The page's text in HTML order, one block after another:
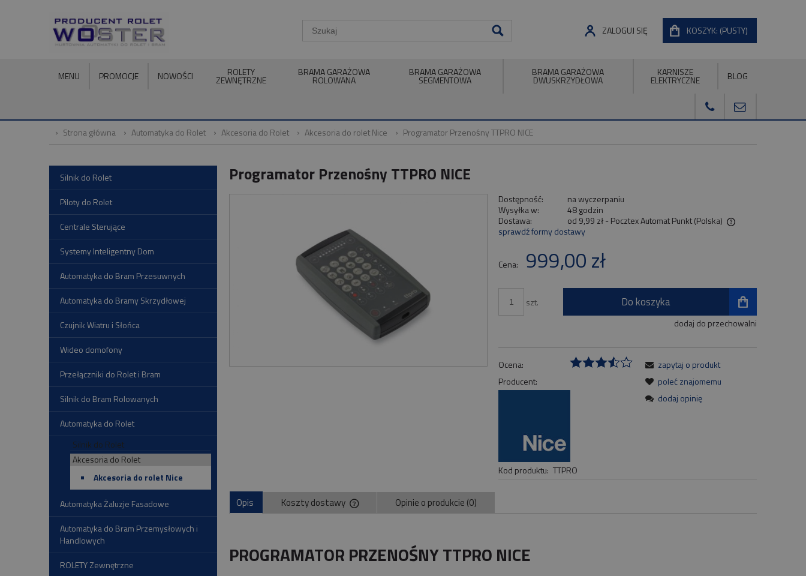
KOSZYK: (PUSTY)
ZALOGUJ SIĘ
MENU PROMOCJE NOWOŚCI ROLETY
ZEWNĘTRZNE
BRAMA GARAŻOWA
ROLOWANA
BRAMA GARAŻOWA
SEGMENTOWA
BRAMA GARAŻOWA
DWUSKRZYDŁOWA
KARNISZE
ELEKTRYCZNE BLOG
Strona główna Automatyka do Rolet Akcesoria do Rolet Akcesoria do rolet Nice Programator Przenośny TTPRO NICE
Silnik do Rolet
Piloty do Rolet
Centrale Sterujące
Systemy Inteligentny Dom
Automatyka do Bram Przesuwnych
Automatyka do Bramy Skrzydłowej
Czujnik Wiatru i Słońca
Wideo domofony
Przełączniki do Rolet i Bram
Silnik do Bram Rolowanych
Automatyka do Rolet
Silnik do Rolet
Akcesoria do Rolet
Akcesoria do rolet Nice
Automatyka Żaluzje Fasadowe
Automatyka do Bram Przemysłowych i
Handlowych
ROLETY Zewnętrzne
Programator Przenośny TTPRO NICE
Dostępność:
na wyczerpaniu
Wysyłka w:
48 godzin
Dostawa:
od 9,99 zł- Pocztex Automat Punkt(Polska)
płatności
sprawdź formy dostawy
Cena: 999,00 zł
szt. Do koszyka
dodaj do przechowalni
Ocena:
Producent:
Kod produktu: TTPRO
zapytaj o produkt
poleć znajomemu
dodaj opinię
Opis Koszty dostawy Opinie o produkcie (0)
PROGRAMATOR PRZENOŚNY TTPRO NICE